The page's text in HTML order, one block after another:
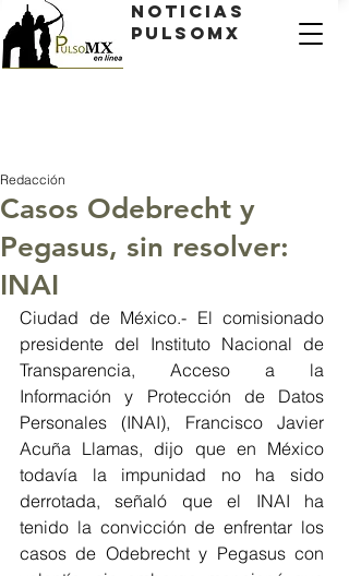
Noticias
PulsoMX
Casos Odebrecht y
Pegasus, sin resolver:
INAI
Redacción
Ciudad de México.- El comisionado
presidente del Instituto Nacional de
Transparencia, Acceso a la
Información y Protección de Datos
Personales (INAI), Francisco Javier
Acuña Llamas, dijo que en México
todavía la impunidad no ha sido
derrotada, señaló que el INAI ha
tenido la convicción de enfrentar los
casos de Odebrecht y Pegasus con